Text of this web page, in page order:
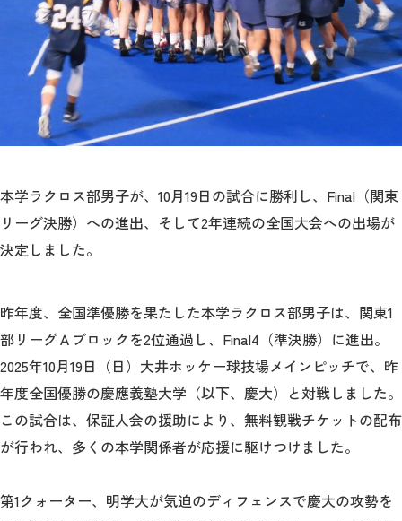
留学・国際交流
キャリア
ボランティア
生涯学習・社会連携
入試情報サイト
2026年9月入学者向け 新入生サイト
MGグッズ オンラインショップ
（外部サイト）
本学ラクロス部男子が、10月19日の試合に勝利し、Final（関東
リーグ決勝）への進出、そして2年連続の全国大会への出場が
決定しました。
昨年度、全国準優勝を果たした本学ラクロス部男子は、関東1
部リーグＡブロックを2位通過し、Final4（準決勝）に進出。
2025年10月19日（日）大井ホッケー球技場メインピッチで、昨
年度全国優勝の慶應義塾大学（以下、慶大）と対戦しました。
この試合は、保証人会の援助により、無料観戦チケットの配布
が行われ、多くの本学関係者が応援に駆けつけました。
第1クォーター、明学大が気迫のディフェンスで慶大の攻勢を